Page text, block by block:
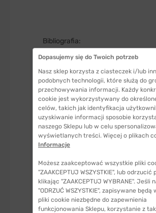
Bibliografia:
E. Midena, S. Vujosevic,
Overlooked Visual Symptom
research 2015;55(1) (dostęp:
J.W. Kim, Y.T. Kim, Clinical
display device in
of metamorphopsia[w:] Acta
2016 Feb;94(1) (dostęp:
M. Simunovic,
(dostęp: 20.09.2023).
R. Foroozan, M. Curter,
neurologiczne w migrenie [w:]
dyplomie, tom 5 nr 2/2010
Dopasujemy się do Twoich potrzeb
Nasz sklep korzysta z ciasteczek i/lub
podobnych technologii, które służą do
przechowywania informacji. Każdy
cookie jest wykorzystywany do
celów, takich jak identyfikacja
uzyskiwanie informacji sposobie
naszego Sklepu lub w celu
wyświetlanych treści. Więcej o plikach
Informacje
Możesz zaakceptować wszystkie pliki
"ZAAKCEPTUJ WSZYSTKIE", lub odrzucić
klikając "ZAAKCEPTUJ WYBRANE". Jeśli
"ODRZUĆ WSZYSTKIE", zapisywane będą
pliki cookie niezbędne do zapewnienia
funkcjonowania Sklepu, korzystanie z